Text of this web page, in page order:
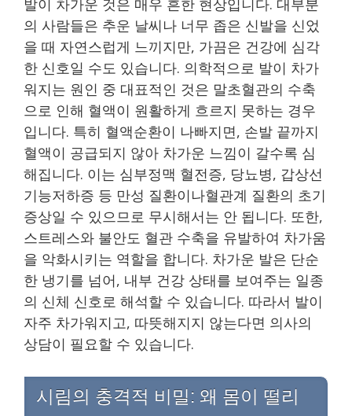
의 사람들은 추운 날씨나 너무 좁은 신발을 신었
을 때 자연스럽게 느끼지만, 가끔은 건강에 심각
한 신호일 수도 있습니다. 의학적으로 발이 차가
워지는 원인 중 대표적인 것은 말초혈관의 수축
으로 인해 혈액이 원활하게 흐르지 못하는 경우
입니다. 특히 혈액순환이 나빠지면, 손발 끝까지
혈액이 공급되지 않아 차가운 느낌이 갈수록 심
해집니다. 이는 심부정맥 혈전증, 당뇨병, 갑상선
기능저하증 등 만성 질환이나혈관계 질환의 초기
증상일 수 있으므로 무시해서는 안 됩니다. 또한,
스트레스와 불안도 혈관 수축을 유발하여 차가움
을 악화시키는 역할을 합니다. 차가운 발은 단순
한 냉기를 넘어, 내부 건강 상태를 보여주는 일종
의 신체 신호로 해석할 수 있습니다. 따라서 발이
자주 차가워지고, 따뜻해지지 않는다면 의사의
상담이 필요할 수 있습니다.
시림의 충격적 비밀: 왜 몸이 떨리